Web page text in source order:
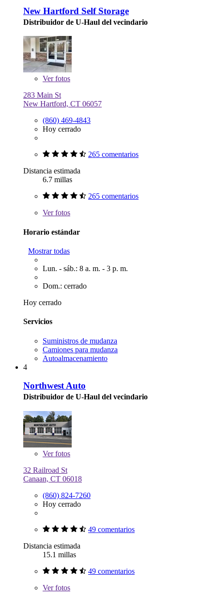
New Hartford Self Storage
Distribuidor de U-Haul del vecindario
Verfotos
283 Main St
New Hartford, CT 06057
(860) 469-4843
Hoy cerrado
265 comentarios
Distancia estimada
6.7 millas
265 comentarios
Verfotos
Horario estándar
Mostrar todas
Lun. - sáb.: 8 a. m. - 3 p. m.
Dom.: cerrado
Hoy cerrado
Servicios
Suministros de mudanza
Camiones para mudanza
Autoalmacenamiento
4
Northwest Auto
Distribuidor de U-Haul del vecindario
Verfotos
32 Railroad St
Canaan, CT 06018
(860) 824-7260
Hoy cerrado
49 comentarios
Distancia estimada
15.1 millas
49 comentarios
Verfotos